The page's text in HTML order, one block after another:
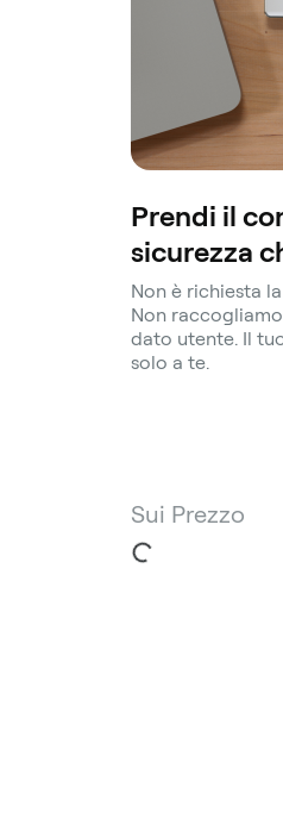
Prendi il
sicurezza
Non è richiesta
Non
dato utente. Il
solo a te.
Sui Prezzo